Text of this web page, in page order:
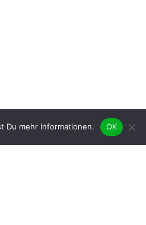
Du mehr Informationen. OK